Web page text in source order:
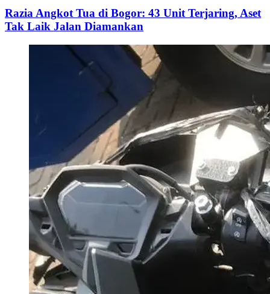
Razia Angkot Tua di Bogor: 43 Unit Terjaring, Aset
Tak Laik Jalan Diamankan